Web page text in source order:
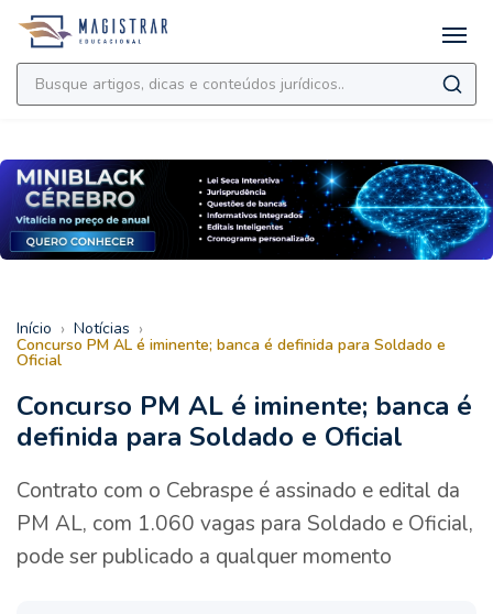
Início › Notícias ›
Concurso PM AL é iminente; banca é definida para Soldado e
Oficial
Concurso PM AL é iminente; banca é
definida para Soldado e Oficial
Contrato com o Cebraspe é assinado e edital da
PM AL, com 1.060 vagas para Soldado e Oficial,
pode ser publicado a qualquer momento